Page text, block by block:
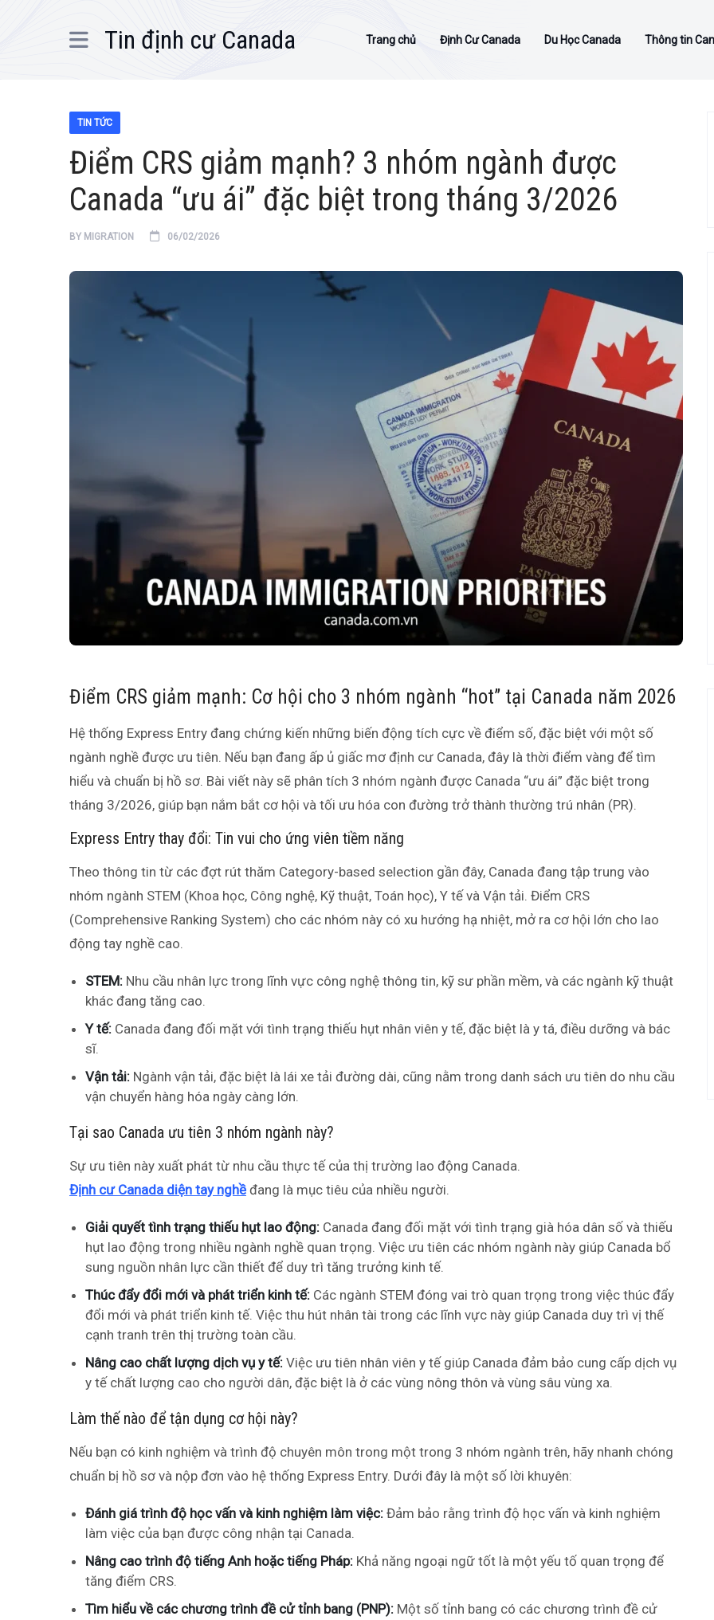
Tin định cư Canada Trang chủ Định Cư Canada Du Học Canada Thông tin
TIN TỨC
Điểm CRS giảm mạnh? 3 nhóm ngành được
Canada “ưu ái” đặc biệt trong tháng 3/2026
BY MIGRATION 06/02/2026
Điểm CRS giảm mạnh: Cơ hội cho 3 nhóm ngành “hot” tại Canada năm 2026
Hệ thống Express Entry đang chứng kiến những biến động tích cực về điểm số, đặc biệt với một số
ngành nghề được ưu tiên. Nếu bạn đang ấp ủ giấc mơ định cư Canada, đây là thời điểm vàng để tìm
hiểu và chuẩn bị hồ sơ. Bài viết này sẽ phân tích 3 nhóm ngành được Canada “ưu ái” đặc biệt trong
tháng 3/2026, giúp bạn nắm bắt cơ hội và tối ưu hóa con đường trở thành thường trú nhân (PR).
Express Entry thay đổi: Tin vui cho ứng viên tiềm năng
Theo thông tin từ các đợt rút thăm Category-based selection gần đây, Canada đang tập trung vào
nhóm ngành STEM (Khoa học, Công nghệ, Kỹ thuật, Toán học), Y tế và Vận tải. Điểm CRS
(Comprehensive Ranking System) cho các nhóm này có xu hướng hạ nhiệt, mở ra cơ hội lớn cho lao
động tay nghề cao.
STEM: Nhu cầu nhân lực trong lĩnh vực công nghệ thông tin, kỹ sư phần mềm, và các ngành kỹ thuật
khác đang tăng cao.
Y tế: Canada đang đối mặt với tình trạng thiếu hụt nhân viên y tế, đặc biệt là y tá, điều dưỡng và bác
sĩ.
Vận tải: Ngành vận tải, đặc biệt là lái xe tải đường dài, cũng nằm trong danh sách ưu tiên do nhu cầu
vận chuyển hàng hóa ngày càng lớn.
Tại sao Canada ưu tiên 3 nhóm ngành này?
Sự ưu tiên này xuất phát từ nhu cầu thực tế của thị trường lao động Canada.
Định cư Canada diện tay nghề đang là mục tiêu của nhiều người.
Giải quyết tình trạng thiếu hụt lao động: Canada đang đối mặt với tình trạng già hóa dân số và thiếu
hụt lao động trong nhiều ngành nghề quan trọng. Việc ưu tiên các nhóm ngành này giúp Canada bổ
sung nguồn nhân lực cần thiết để duy trì tăng trưởng kinh tế.
Thúc đẩy đổi mới và phát triển kinh tế: Các ngành STEM đóng vai trò quan trọng trong việc thúc đẩy
đổi mới và phát triển kinh tế. Việc thu hút nhân tài trong các lĩnh vực này giúp Canada duy trì vị thế
cạnh tranh trên thị trường toàn cầu.
Nâng cao chất lượng dịch vụ y tế: Việc ưu tiên nhân viên y tế giúp Canada đảm bảo cung cấp dịch vụ
y tế chất lượng cao cho người dân, đặc biệt là ở các vùng nông thôn và vùng sâu vùng xa.
Làm thế nào để tận dụng cơ hội này?
Nếu bạn có kinh nghiệm và trình độ chuyên môn trong một trong 3 nhóm ngành trên, hãy nhanh chóng
chuẩn bị hồ sơ và nộp đơn vào hệ thống Express Entry. Dưới đây là một số lời khuyên:
Đánh giá trình độ học vấn và kinh nghiệm làm việc: Đảm bảo rằng trình độ học vấn và kinh nghiệm
làm việc của bạn được công nhận tại Canada.
Nâng cao trình độ tiếng Anh hoặc tiếng Pháp: Khả năng ngoại ngữ tốt là một yếu tố quan trọng để
tăng điểm CRS.
Tìm hiểu về các chương trình đề cử tỉnh bang (PNP): Một số tỉnh bang có các chương trình đề cử